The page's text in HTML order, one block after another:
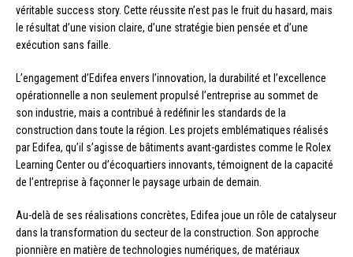
véritable success story. Cette réussite n’est pas le fruit du hasard, mais
le résultat d’une vision claire, d’une stratégie bien pensée et d’une
exécution sans faille.
L’engagement d’Edifea envers l’innovation, la durabilité et l’excellence
opérationnelle a non seulement propulsé l’entreprise au sommet de
son industrie, mais a contribué à redéfinir les standards de la
construction dans toute la région. Les projets emblématiques réalisés
par Edifea, qu’il s’agisse de bâtiments avant-gardistes comme le Rolex
Learning Center ou d’écoquartiers innovants, témoignent de la capacité
de l’entreprise à façonner le paysage urbain de demain.
Au-delà de ses réalisations concrètes, Edifea joue un rôle de catalyseur
dans la transformation du secteur de la construction. Son approche
pionnière en matière de technologies numériques, de matériaux